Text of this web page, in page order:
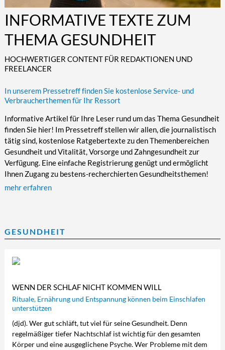
Mode
Soziales/Umwelt
Sport
Wellness
Fahrrad/E-Bike
Landschaft/Berge
Städte/Kultur
Weitere Reisethemen
Rund ums Haus
Haus
Ratgeber
TECHNIK
Hardware/Software
Kommunikation/Internet
Trends/Mobil
INFORMATIVE TEXTE ZUM
THEMA GESUNDHEIT
HOCHWERTIGER CONTENT FÜR REDAKTIONEN UND
FREELANCER
In unserem Pressetreff finden Sie kostenlose Service- und
Verbraucherthemen für Ihr Ressort
Informative Artikel für Ihre Leser rund um das Thema Gesundheit
finden Sie hier! Im Pressetreff stellen wir allen, die journalistisch
tätig sind, kostenlose Ratgebertexte zu den Themenbereichen
Gesundheit und Vitalität, Vorsorge und Zahngesundheit zur
Verfügung. Eine einfache Registrierung genügt und ermöglicht
Ihnen Zugang zu bestens-recherchierten Gesundheitsthemen!
mehr erfahren
GESUNDHEIT
WENN DER SCHLAF NICHT KOMMEN WILL
Rituale, Ernährung und Entspannung können beim Einschlafen
unterstützen
(djd). Wer gut schläft, tut viel für seine Gesundheit. Denn
regelmäßiger tiefer Nachtschlaf ist wichtig für den gesamten
Körper und eine ausgeglichene Psyche. Wer Probleme mit dem